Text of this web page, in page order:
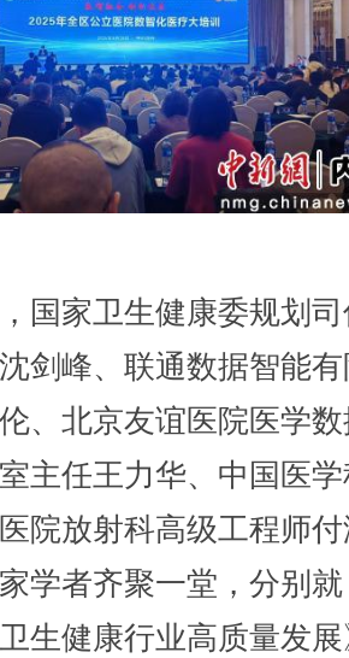
家卫生健康委规划司
剑峰、联通数据智能
、北京友谊医院医学
主任王力华、中国医
院放射科高级工程师
学者齐聚一堂，分别
生健康行业高质量发